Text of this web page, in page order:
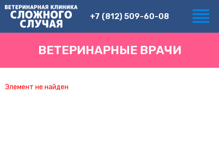
+7 (812) 509-60-08
ВЕТЕРИНАРНЫЕ ВРАЧИ
Элемент не найден